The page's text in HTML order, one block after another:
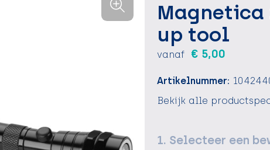
up tool
vanaf € 5,00
Artikelnummer:
Bekijk alle
1. Selecteer een